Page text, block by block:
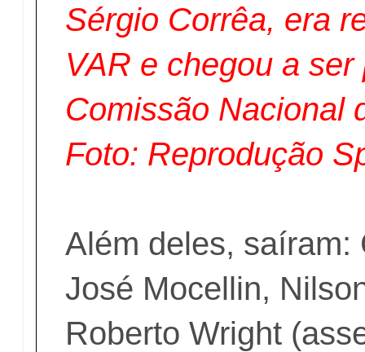
Sérgio Corrêa, era
VAR e chegou a
Comissão Nacional
Foto: Reprodução
Além deles, saíram:
José Mocellin,
Roberto Wright